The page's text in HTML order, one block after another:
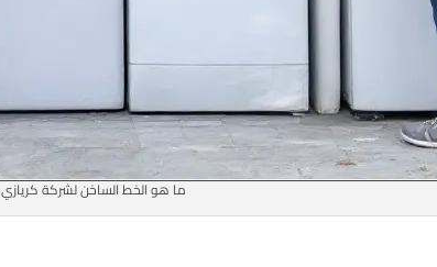
ما هو الخط الساخن لشركة كريازي